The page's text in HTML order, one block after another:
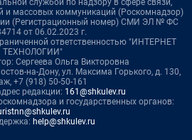
и массовых коммуникаций (Роскомнадзор)
(Регистрационный номер) СМИ ЭЛ № ФС
от 06.02.2023 г.
ответственностью "ИНТЕРНЕТ
ТЕХНОЛОГИИ"
Сергеева Ольга Викторовна
на-Дону, ул. Максима Горького, д. 130,
+7 (918) 50-50-161
редакции: 161@shkulev.ru
и государственных органов:
help@shkulev.ru